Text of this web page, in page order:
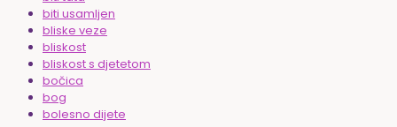
biti usamljen
bliske veze
bliskost
bliskost s djetetom
bočica
bog
bolesno dijete